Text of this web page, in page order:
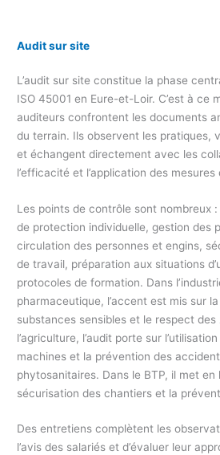
Audit sur site
L’audit sur site constitue la phase
ISO 45001 en Eure-et-Loir. C’est à ce
auditeurs confrontent les documents
du terrain. Ils observent les pratiques,
et échangent directement avec les
l’efficacité et l’application des
Les points de contrôle sont nombreux
de protection individuelle, gestion des
circulation des personnes et engins,
de travail, préparation aux situations
protocoles de formation. Dans
pharmaceutique, l’accent est mis sur
substances sensibles et le respect des
l’agriculture, l’audit porte sur
machines et la prévention des
phytosanitaires. Dans le BTP, il met
sécurisation des chantiers et la
Des entretiens complètent les
l’avis des salariés et d’évaluer leur